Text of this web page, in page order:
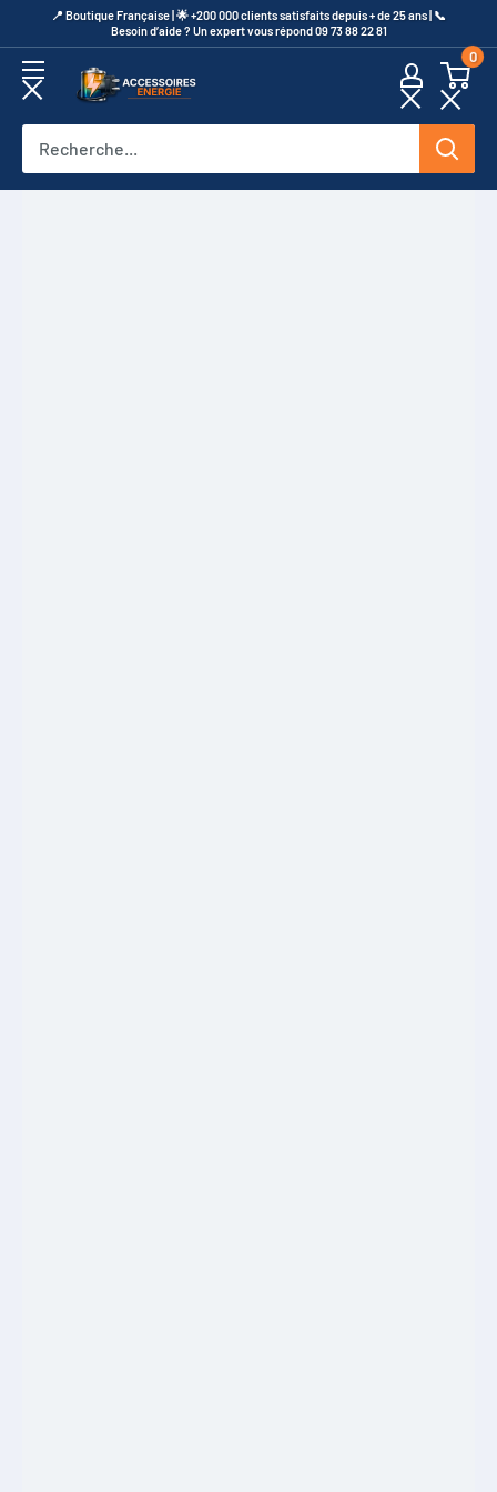
au
contenu
​📍​ Boutique Française | 🌟 +200 000 clients satisfaits depuis + de 25 ans | 📞​
Besoin d’aide ? Un expert vous répond 09 73 88 22 81
Accessoires
0